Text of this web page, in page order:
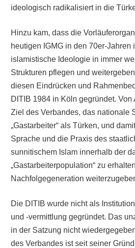
ideologisch radikalisiert in die
Hinzu kam, dass die
heutigen IGMG in den 70er-Jahren
islamistische Ideologie in immer
Strukturen pflegen und
diesen Eindrücken und
DITIB 1984 in Köln gegründet. Von
Ziel des Verbandes, das nationale
„Gastarbeiter“ als Türken, und
Sprache und die Praxis des
sunnitischem Islam innerhalb der
„Gastarbeiterpopulation“ zu
Nachfolgegeneration
Die DITIB wurde nicht als
und -vermittlung gegründet. Das
in der Satzung nicht
des Verbandes ist seit seiner